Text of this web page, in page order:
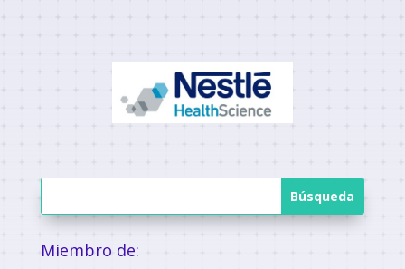
Miembro de: